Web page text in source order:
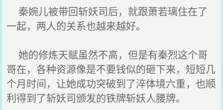
秦婉儿被带回斩妖司后，就跟萧若璃住在了
一起，两人的关系也越来越好。
她的修炼天赋虽然不高，但是有秦烈这个哥
哥在，各种资源像是不要钱似的砸下来，短短几
个月时间，让她成功突破到了淬体境六重，也顺
利得到了斩妖司颁发的铁牌斩妖人腰牌。